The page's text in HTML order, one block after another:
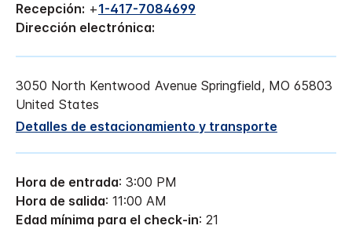
Recepción: +1-417-7084699
Dirección electrónica:
3050 North Kentwood Avenue Springfield, MO 65803
United States
Detalles de estacionamiento y transporte
Hora de entrada: 3:00 PM
Hora de salida: 11:00 AM
Edad mínima para el check-in: 21